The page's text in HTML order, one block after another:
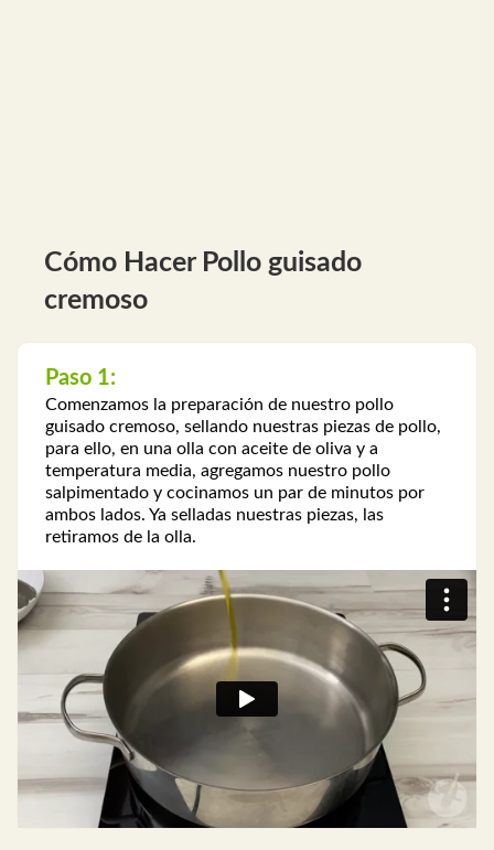
Cómo Hacer Pollo guisado
cremoso
Paso 1:
Comenzamos la preparación de nuestro pollo
guisado cremoso, sellando nuestras piezas de pollo,
para ello, en una olla con aceite de oliva y a
temperatura media, agregamos nuestro pollo
salpimentado y cocinamos un par de minutos por
ambos lados. Ya selladas nuestras piezas, las
retiramos de la olla.